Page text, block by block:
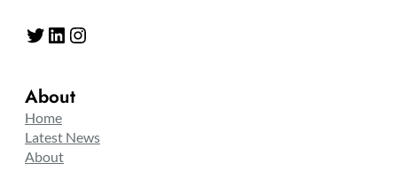
Twitter LinkedIn Instagram
About
Home
Latest News
About